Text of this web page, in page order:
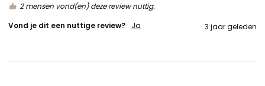
2 mensen vond(en) deze review nuttig.
Vond je dit een nuttige review?
Ja 3 jaar geleden